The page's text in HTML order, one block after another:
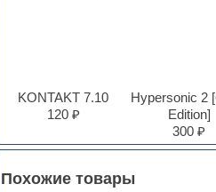
KONTAKT 7.10
120 ₽
Hypersonic 2
Edition]
300 ₽
Похожие товары